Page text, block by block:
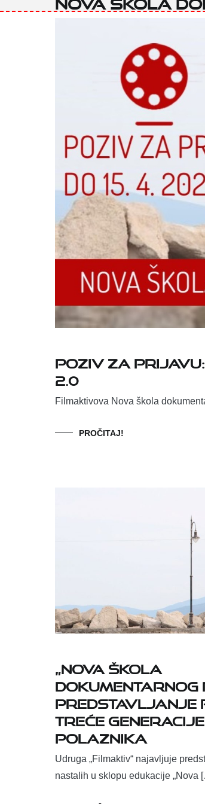
Poziv za
2.0
Filmaktivova Nova škola
PROČITAJ!
„Nova škola
dokumentarnog
predstavljanje
treće generacije
polaznika
Udruga „Filmaktiv“ najavljuje
nastalih u sklopu edukacije „Nova